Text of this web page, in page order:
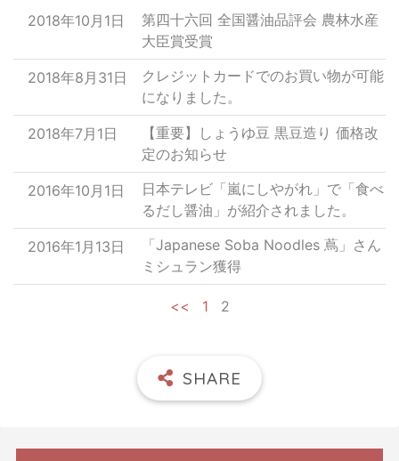
2018年10月1日
第四十六回 全国醤油品評会 農林水産
大臣賞受賞
2018年8月31日
クレジットカードでのお買い物が可能
になりました。
2018年7月1日
【重要】しょうゆ豆 黒豆造り 価格改
定のお知らせ
2016年10月1日
日本テレビ「嵐にしやがれ」で「食べ
るだし醤油」が紹介されました。
2016年1月13日
「Japanese Soba Noodles 蔦」さん
ミシュラン獲得
<< 1 2